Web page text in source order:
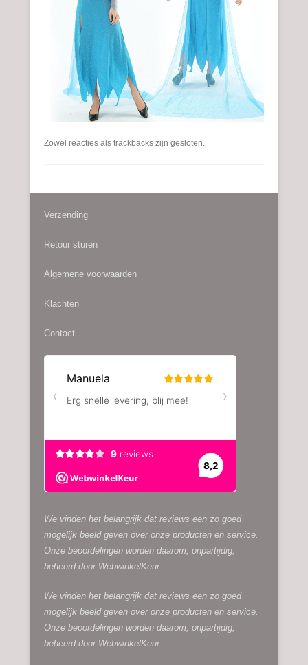
Zowel reacties als trackbacks zijn gesloten.
Verzending
Retour sturen
Algemene voorwaarden
Klachten
Contact
We vinden het belangrijk dat reviews een zo goed
mogelijk beeld geven over onze producten en service.
Onze beoordelingen worden daarom, onpartijdig,
beheerd door WebwinkelKeur.
We vinden het belangrijk dat reviews een zo goed
mogelijk beeld geven over onze producten en service.
Onze beoordelingen worden daarom, onpartijdig,
beheerd door WebwinkelKeur.